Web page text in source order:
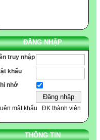
ĐĂNG NHẬP
truy nhập
khẩu
nhớ
mật khẩu ĐK thành viên
THÔNG TIN